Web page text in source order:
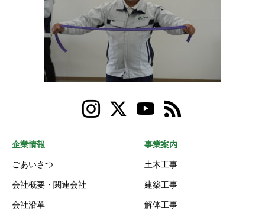
企業情報
ごあいさつ
会社概要・関連会社
会社沿革
事業案内
土木工事
建築工事
解体工事